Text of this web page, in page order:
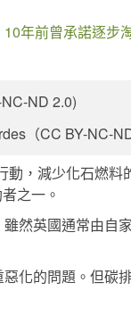
10年前曾承諾逐步
（CC BY-NC-ND
動，減少化石燃料
之一。
然英國通常由自
化的問題。但碳